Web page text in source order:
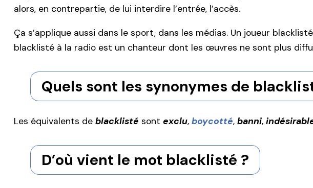
alors, en contrepartie, de lui interdire l’entrée, l’accès.
Ça s’applique aussi dans le sport, dans les médias. Un joueur
blacklisté à la radio est un chanteur dont les œuvres ne sont plus
Quels sont les synonymes de
Les équivalents de blacklisté sont exclu, boycotté, banni,
D’où vient le mot blacklisté ?